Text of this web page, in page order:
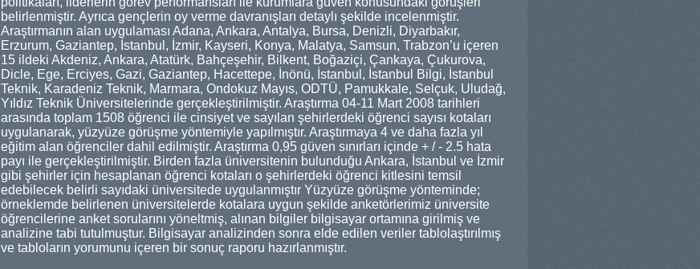
belirlenmiştir. Ayrıca gençlerin oy verme davranışları detaylı şekilde incelenmiştir.
Araştırmanın alan uygulaması Adana, Ankara, Antalya, Bursa, Denizli, Diyarbakır,
Erzurum, Gaziantep, İstanbul, İzmir, Kayseri, Konya, Malatya, Samsun, Trabzon’u içeren
15 ildeki Akdeniz, Ankara, Atatürk, Bahçeşehir, Bilkent, Boğaziçi, Çankaya, Çukurova,
Dicle, Ege, Erciyes, Gazi, Gaziantep, Hacettepe, İnönü, İstanbul, İstanbul Bilgi, İstanbul
Teknik, Karadeniz Teknik, Marmara, Ondokuz Mayıs, ODTÜ, Pamukkale, Selçuk, Uludağ,
Yıldız Teknik Üniversitelerinde gerçekleştirilmiştir. Araştırma 04-11 Mart 2008 tarihleri
arasında toplam 1508 öğrenci ile cinsiyet ve sayılan şehirlerdeki öğrenci sayısı kotaları
uygulanarak, yüzyüze görüşme yöntemiyle yapılmıştır. Araştırmaya 4 ve daha fazla yıl
eğitim alan öğrenciler dahil edilmiştir. Araştırma 0,95 güven sınırları içinde + / - 2.5 hata
payı ile gerçekleştirilmiştir. Birden fazla üniversitenin bulunduğu Ankara, İstanbul ve İzmir
gibi şehirler için hesaplanan öğrenci kotaları o şehirlerdeki öğrenci kitlesini temsil
edebilecek belirli sayıdaki üniversitede uygulanmıştır Yüzyüze görüşme yönteminde;
örneklemde belirlenen üniversitelerde kotalara uygun şekilde anketörlerimiz üniversite
öğrencilerine anket sorularını yöneltmiş, alınan bilgiler bilgisayar ortamına girilmiş ve
analizine tabi tutulmuştur. Bilgisayar analizinden sonra elde edilen veriler tablolaştırılmış
ve tabloların yorumunu içeren bir sonuç raporu hazırlanmıştır.